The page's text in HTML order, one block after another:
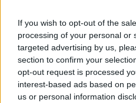
If you wish to opt-out of the
processing of your personal or
targeted advertising by us,
section to confirm your
opt-out request is processed
interest-based ads based on
us or personal information